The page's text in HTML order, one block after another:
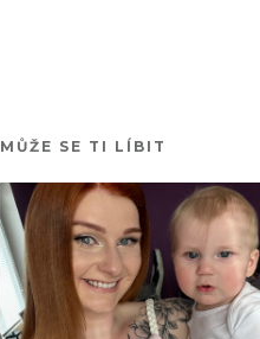
MŮŽE SE TI LÍBIT